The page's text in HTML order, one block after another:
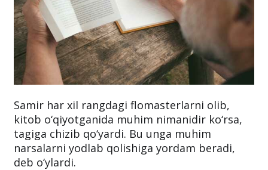
Samir har xil rangdagi flomasterlarni olib,
kitob o‘qiyotganida muhim nimanidir ko‘rsa,
tagiga chizib qo‘yardi. Bu unga muhim
narsalarni yodlab qolishiga yordam beradi,
deb o‘ylardi.